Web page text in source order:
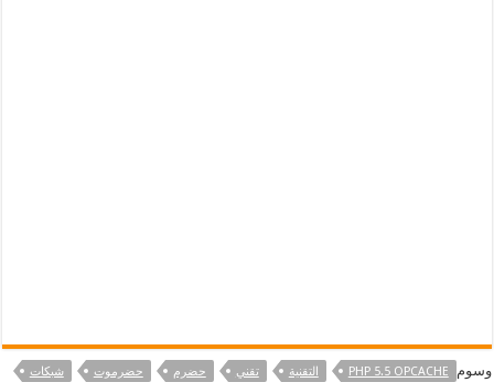
وسوم PHP 5.5 OPCACHE التقنية تقني حضرم حضرموت
شبكات